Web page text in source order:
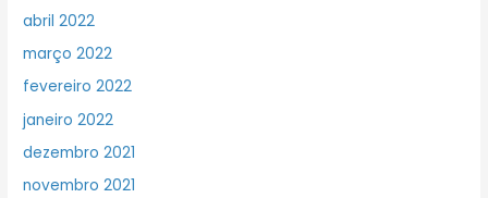
abril 2022
março 2022
fevereiro 2022
janeiro 2022
dezembro 2021
novembro 2021